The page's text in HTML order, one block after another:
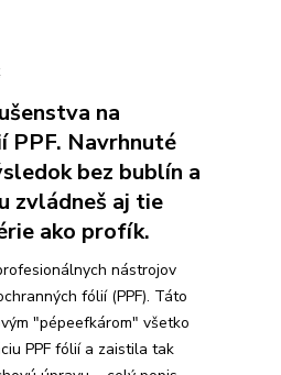
na
PPF. Navrhnuté
bez bublín a
zvládneš aj tie
ako profík.
nástrojov
fólií (PPF). Táto
"pépeefkárom" všetko
PPF fólií a zaistila tak